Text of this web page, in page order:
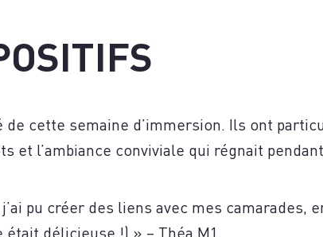
cette semaine d’immersion. Ils ont
l’ambiance conviviale qui régnait
pu créer des liens avec mes camarades,
délicieuse !) » – Théa M1